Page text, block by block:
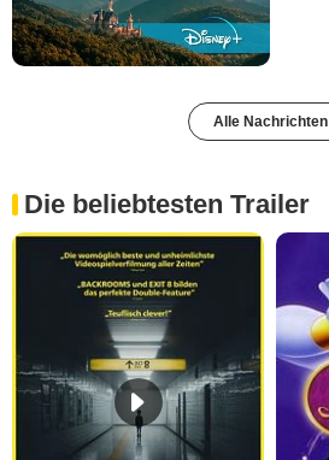
Alle Nachrichten
Die beliebtesten Trailer